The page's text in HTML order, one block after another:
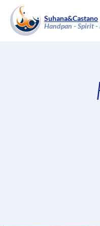
Handpan - Spirit -
Suhana&Castano